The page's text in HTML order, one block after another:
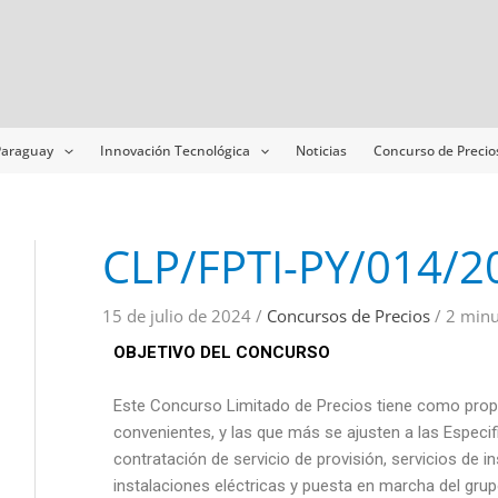
Innovación Tecnológica Noticias Concurso de
CLP/FPTI-PY/014/
15 de julio de 2024 / Concursos de Precios / 2
OBJETIVO DEL CONCURSO
Este Concurso Limitado de Precios tiene como
convenientes, y las que más se ajusten a las
contratación de servicio de provisión, servicios de
instalaciones eléctricas y puesta en marcha del